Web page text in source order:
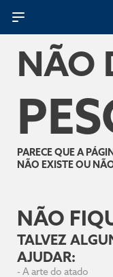
NÃO
PARECE QUE A
NÃO EXISTE OU
NÃO
TALVEZ
AJUDAR:
- A arte do atado